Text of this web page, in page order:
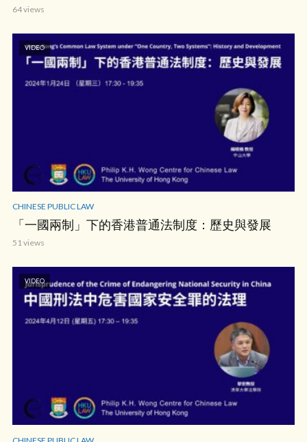
64 views
VIDEO
CHINESE PUBLIC LAW
「一國兩制」下的香港普通法制度：歷史與發展
51 views
VIDEO